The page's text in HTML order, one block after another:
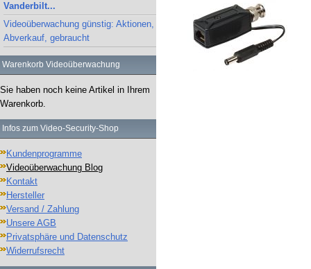
Vanderbilt...
Videoüberwachung günstig: Aktionen,
Abverkauf, gebraucht
Warenkorb Videoüberwachung
Sie haben noch keine Artikel in Ihrem
Warenkorb.
Infos zum Video-Security-Shop
Kundenprogramme
Videoüberwachung Blog
Kontakt
Hersteller
Versand / Zahlung
Unsere AGB
Privatsphäre und Datenschutz
Widerrufsrecht